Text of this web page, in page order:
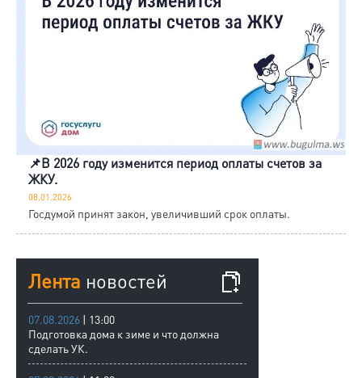
📌В 2026 году изменится период оплаты счетов за
ЖКУ.
08.01.2026
Госдумой принят закон, увеличивший срок оплаты.
Лента новостей
07.08.2026 | 13:00
Подготовка дома к зиме и что должна
сделать УК.